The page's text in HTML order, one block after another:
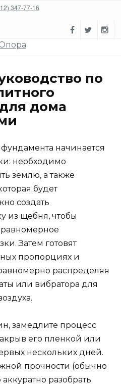
347-77-16
по
дома
начинается
необходимо
землю, а также
будет
создать
из щебня, чтобы
Затем готовят
пропорциях и
распределяя
или вибратора для
замедлите процесс
его пленкой или
нескольких дней.
прочности (обычно
разобрать